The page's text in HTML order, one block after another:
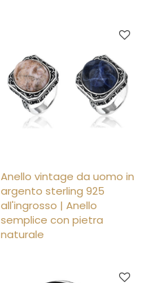
Anello vintage da uomo in
argento sterling 925
all'ingrosso | Anello
semplice con pietra
naturale